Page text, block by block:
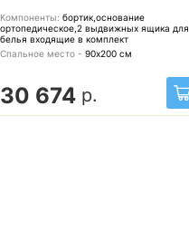
Компоненты: бортик,основание
ортопедическое,2 выдвижных ящика для
белья входящие в комплект
Спальное место - 90х200 см
30 674 р.